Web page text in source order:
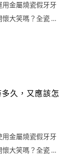
金屬燒瓷假牙牙
懷大笑嗎？全瓷 …
久，又應該怎
金屬燒瓷假牙牙
懷大笑嗎？全瓷 …